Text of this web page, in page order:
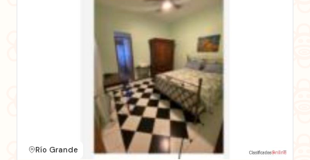
Río Grande